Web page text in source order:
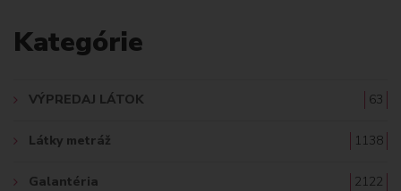
D
Kategórie
VÝPREDAJ LÁTOK 63
Látky metráž 1138
Galantéria 2122